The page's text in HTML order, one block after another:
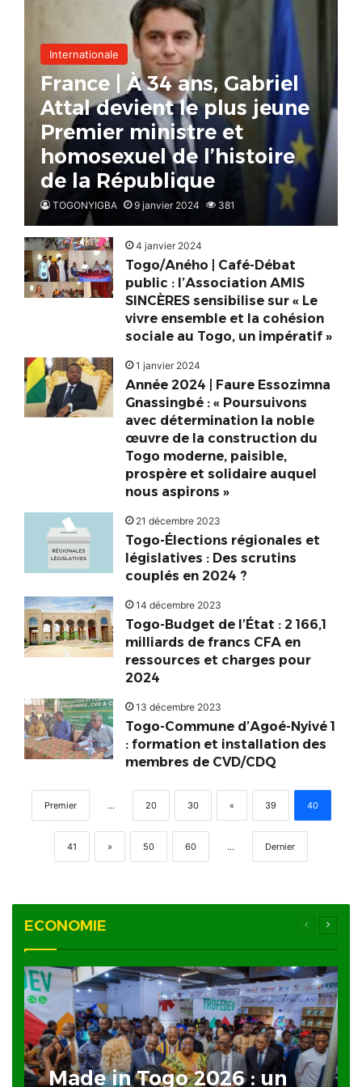
Internationale
France | À 34 ans, Gabriel
Attal devient le plus jeune
Premier ministre et
homosexuel de l’histoire
de la République
TOGONYIGBA 9 janvier 2024 381
4 janvier 2024
Togo/Aného | Café-Débat
public : l’Association AMIS
SINCÈRES sensibilise sur « Le
vivre ensemble et la cohésion
sociale au Togo, un impératif »
1 janvier 2024
Année 2024 | Faure Essozimna
Gnassingbé : « Poursuivons
avec détermination la noble
œuvre de la construction du
Togo moderne, paisible,
prospère et solidaire auquel
nous aspirons »
21 décembre 2023
Togo-Élections régionales et
législatives : Des scrutins
couplés en 2024 ?
14 décembre 2023
Togo-Budget de l’État : 2 166,1
milliards de francs CFA en
ressources et charges pour
2024
13 décembre 2023
Togo-Commune d’Agoé-Nyivé 1
: formation et installation des
membres de CVD/CDQ
Premier ... 20 30 « 39 40
41 » 50 60 ... Dernier
ECONOMIE
PagePage
Made in Togo 2026 : un